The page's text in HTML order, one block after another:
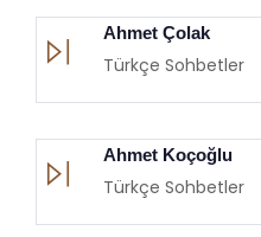
Ahmet Çolak
Türkçe Sohbetler
Ahmet Koçoğlu
Türkçe Sohbetler